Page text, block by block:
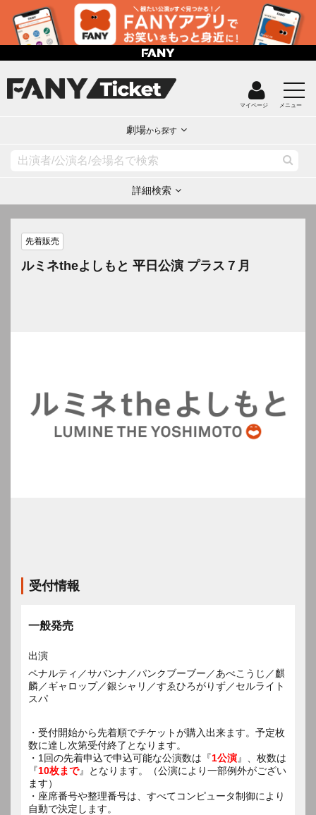
マイページ メニュー
劇場から探す
詳細検索
先着販売
ルミネtheよしもと 平日公演 プラス７月
受付情報
一般発売
出演
ペナルティ／サバンナ／パンクブーブー／あべこうじ／麒
麟／ギャロップ／銀シャリ／すゑひろがりず／セルライト
スパ
・受付開始から先着順でチケットが購入出来ます。予定枚
数に達し次第受付終了となります。
・1回の先着申込で申込可能な公演数は『1公演』、枚数は
『10枚まで』となります。（公演により一部例外がござい
ます）
・座席番号や整理番号は、すべてコンピュータ制御により
自動で決定します。